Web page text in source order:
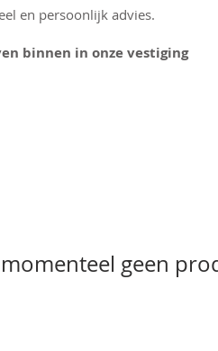
en persoonlijk advies.
binnen in onze vestiging
geen